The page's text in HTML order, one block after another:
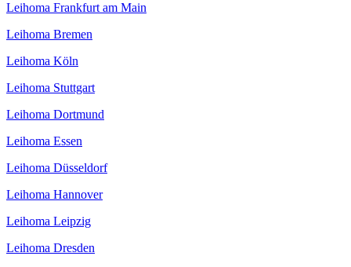
Leihoma Frankfurt am Main
Leihoma Bremen
Leihoma Köln
Leihoma Stuttgart
Leihoma Dortmund
Leihoma Essen
Leihoma Düsseldorf
Leihoma Hannover
Leihoma Leipzig
Leihoma Dresden